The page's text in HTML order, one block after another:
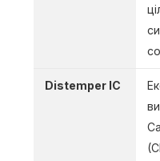
Distemper IC